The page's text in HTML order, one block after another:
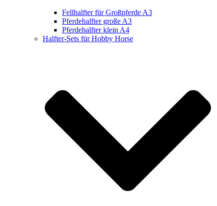
Fellhalfter für Großpferde A3
Pferdehalfter große A3
Pferdehalfter klein A4
Halfter-Sets für Hobby Horse